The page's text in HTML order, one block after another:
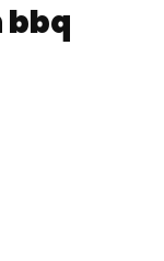
bbq